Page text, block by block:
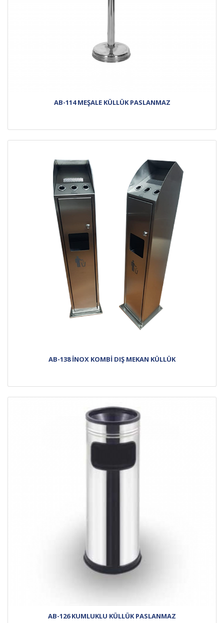
AB-114 MEŞALE KÜLLÜK PASLANMAZ
AB-138 İNOX KOMBİ DIŞ MEKAN KÜLLÜK
AB-126 KUMLUKLU KÜLLÜK PASLANMAZ